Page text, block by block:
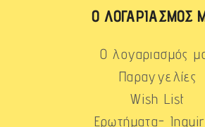
Ο ΛΟΓΑΡΙΑΣΜΌΣ
Ο λογαριασμός
Παραγγελίες
Wish List
Ερωτήματα-